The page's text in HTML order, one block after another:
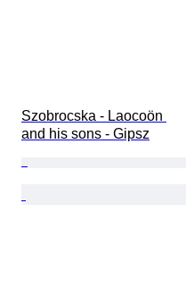
Szobrocska - Laocoön
and his sons - Gipsz